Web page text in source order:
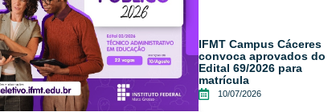
IFMT Campus Cáceres
convoca aprovados do
Edital 69/2026 para
matrícula
10/07/2026